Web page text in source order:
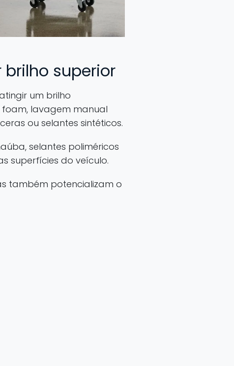
superior
um brilho
lavagem manual
ou selantes sintéticos.
selantes poliméricos
superfícies do veículo.
também potencializam o